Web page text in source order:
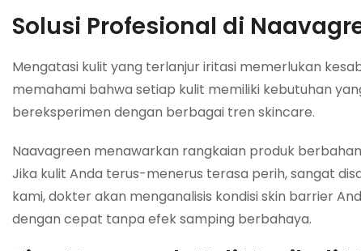
Solusi Profesional di
Mengatasi kulit yang terlanjur iritasi memerlukan
memahami bahwa setiap kulit memiliki kebutuhan
bereksperimen dengan berbagai tren skincare.
Naavagreen menawarkan rangkaian produk
Jika kulit Anda terus-menerus terasa perih, sangat
kami, dokter akan menganalisis kondisi skin barrier
dengan cepat tanpa efek samping berbahaya.